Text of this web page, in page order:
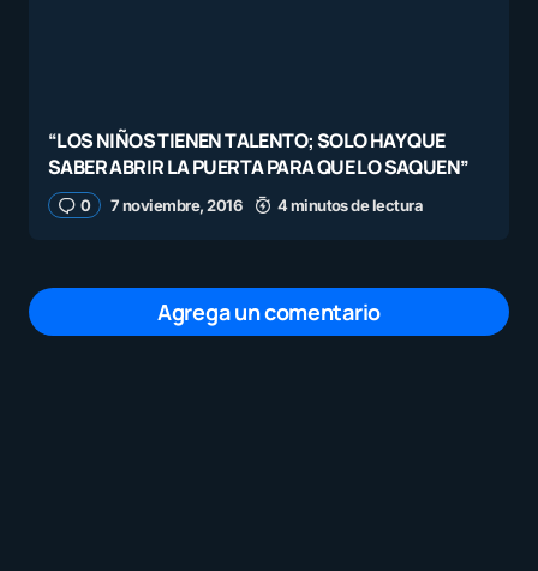
“LOS NIÑOS TIENEN TALENTO; SOLO HAY QUE
SABER ABRIR LA PUERTA PARA QUE LO SAQUEN”
0 7 noviembre, 2016 4 minutos de lectura
Agrega un comentario